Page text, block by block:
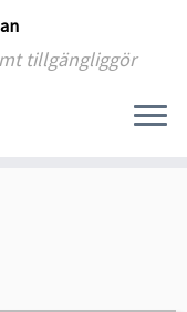
tillgängliggör